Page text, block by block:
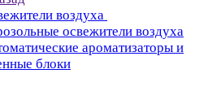
воздуха
освежители воздуха
ароматизаторы и
блоки